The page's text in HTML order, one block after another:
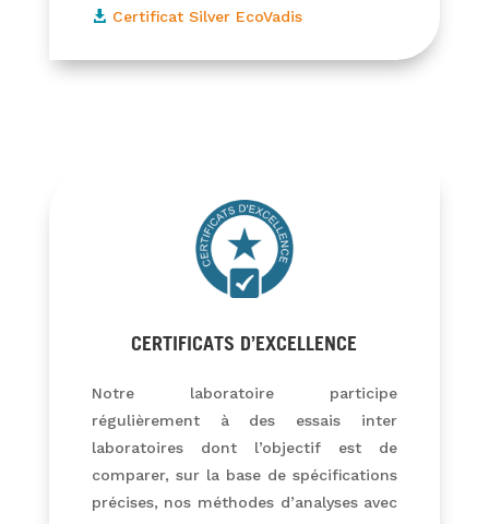
 Certificat Silver EcoVadis
CERTIFICATS D’EXCELLENCE
Notre laboratoire participe
régulièrement à des essais inter
laboratoires dont l’objectif est de
comparer, sur la base de spécifications
précises, nos méthodes d’analyses avec